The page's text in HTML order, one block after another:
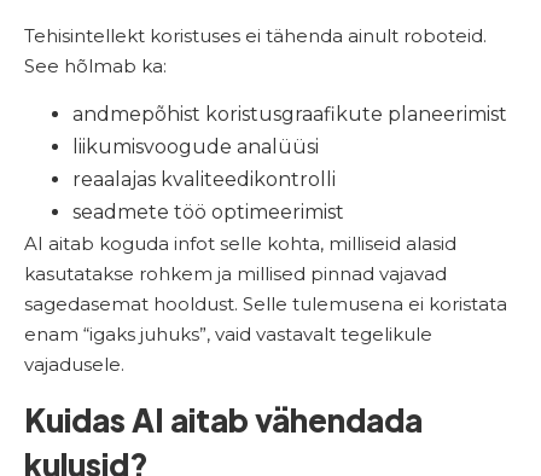
Tehisintellekt koristuses ei tähenda ainult roboteid.
See hõlmab ka:
andmepõhist koristusgraafikute planeerimist
liikumisvoogude analüüsi
reaalajas kvaliteedikontrolli
seadmete töö optimeerimist
AI aitab koguda infot selle kohta, milliseid alasid
kasutatakse rohkem ja millised pinnad vajavad
sagedasemat hooldust. Selle tulemusena ei koristata
enam “igaks juhuks”, vaid vastavalt tegelikule
vajadusele.
Kuidas AI aitab vähendada
kulusid?